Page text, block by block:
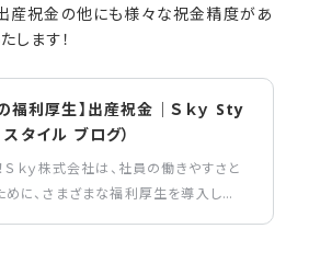
産祝金の他にも様々な祝金精度があ
します！
福利厚生】出産祝金｜Ｓｋｙ Sty
タイル ブログ）
Ｓｋｙ株式会社は、社員の働きやすさと
に、さまざまな福利厚生を導入して